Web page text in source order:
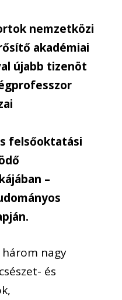
nemzetközi
akadémiai
újabb tizenöt
felsőoktatási
–
nagy
és